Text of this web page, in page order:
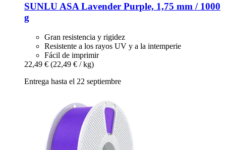
SUNLUASA Lavender Purple, 1,75 mm / 1000
g
Gran resistencia y rigidez
Resistente a los rayos UV y a la intemperie
Fácil de imprimir
22,49 € (22,49 € / kg)
Entrega hasta el 22 septiembre